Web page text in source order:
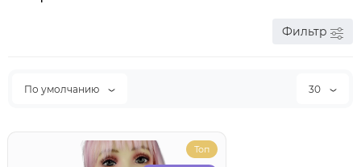
Фильтр
По умолчанию 30
Топ